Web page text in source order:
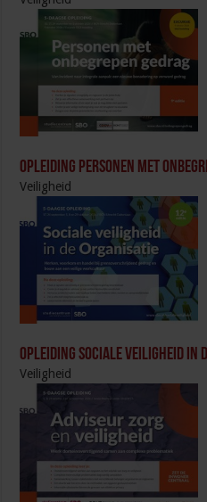
Opleiding Personen met
Veiligheid
Opleiding Sociale Veiligheid in
Veiligheid